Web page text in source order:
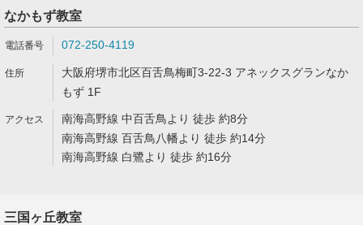
なかもず教室
072-250-4119
大阪府堺市北区百舌鳥梅町3-22-3 アネックスグランなか
もず 1F
南海高野線 中百舌鳥より 徒歩 約8分
南海高野線 百舌鳥八幡より 徒歩 約14分
南海高野線 白鷺より 徒歩 約16分
三国ヶ丘教室